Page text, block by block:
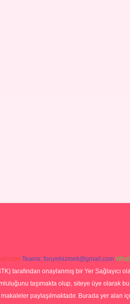
Teams: forumhizmeti@gmail.com
tarafından onaylanmış bir Yer
taşımakta olup, siteye üye olarak
makaleler paylaşılmaktadır. Burada yer